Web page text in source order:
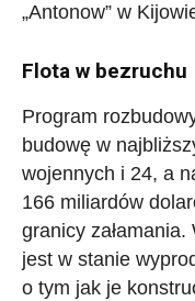
„Antonow” w
Flota w bezruchu
Program
budowę w
wojennych i 24, a
166 miliardów
granicy
jest w stanie
o tym jak je